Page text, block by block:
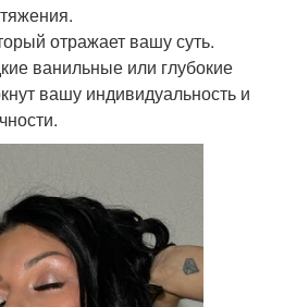
отражает вашу суть.
ванильные или глубокие
вашу индивидуальность и